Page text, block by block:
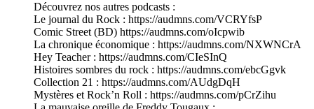
Découvrez nos autres podcasts :
Le journal du Rock : https://audmns.com/VCRYfsP
Comic Street (BD) https://audmns.com/oIcpwib
La chronique économique : https://audmns.com/NXWNCrA
Hey Teacher : https://audmns.com/CIeSInQ
Histoires sombres du rock : https://audmns.com/ebcGgvk
Collection 21 : https://audmns.com/AUdgDqH
Mystères et Rock’n Roll : https://audmns.com/pCrZihu